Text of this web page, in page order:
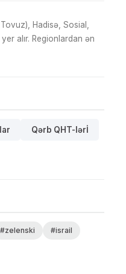
Hadisə, Sosial,
alır. Regionlardan ən
Qərb QHT-lərİ
#zelenski
#israil